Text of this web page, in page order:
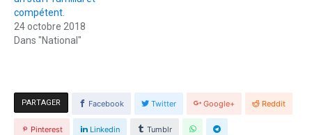
compétent.
24 octobre 2018
Dans "National"
PARTAGER Facebook Twitter Google+ Reddit
Pinterest Linkedin Tumblr